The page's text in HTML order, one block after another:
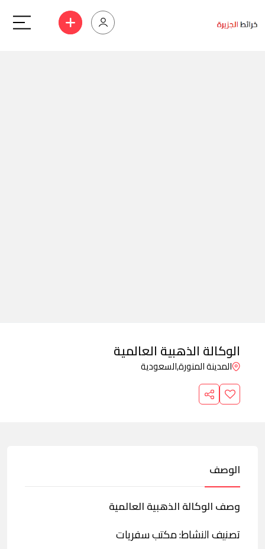
الوكالة الذهبية العالمية
المدينة المنورة,السعودية
الوصف
وصف الوكالة الذهبية العالمية
تصنيف النشاط: مكتب سفريات